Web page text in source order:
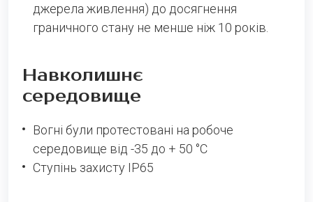
джерела живлення) до досягнення
граничного стану не менше ніж 10 років.
Навколишнє
середовище
Вогні були протестовані на робоче
середовище від -35 до + 50 °C
Ступінь захисту IP65